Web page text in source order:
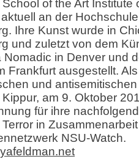
of the Art Institute
an der
Ihre Kunst wurde in
und zuletzt von dem
Nomadic in Denver und
Frankfurt ausgestellt.
und
Kippur, am 9. Oktober
für ihre
in
NSU-Watch.